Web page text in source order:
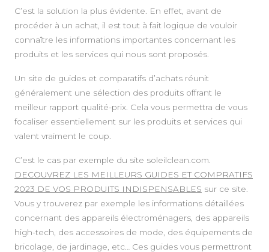
C’est la solution la plus évidente. En effet, avant de
procéder à un achat, il est tout à fait logique de vouloir
connaître les informations importantes concernant les
produits et les services qui nous sont proposés.
Un site de guides et comparatifs d’achats réunit
généralement une sélection des produits offrant le
meilleur rapport qualité-prix. Cela vous permettra de vous
focaliser essentiellement sur les produits et services qui
valent vraiment le coup.
C’est le cas par exemple du site soleilclean.com.
DECOUVREZ LES MEILLEURS GUIDES ET COMPRATIFS
2023 DE VOS PRODUITS INDISPENSABLES sur ce site.
Vous y trouverez par exemple les informations détaillées
concernant des appareils électroménagers, des appareils
high-tech, des accessoires de mode, des équipements de
bricolage, de jardinage, etc… Ces guides vous permettront